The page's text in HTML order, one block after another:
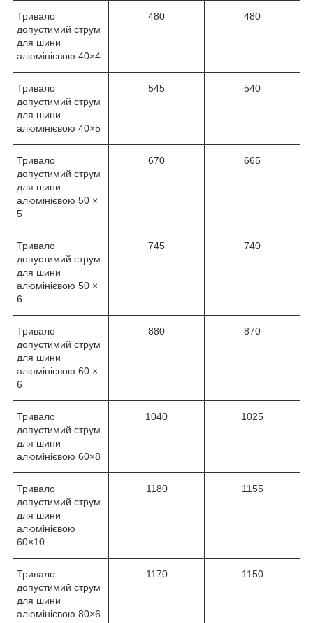
Тривало
допустимий струм
для шини
алюмінієвою 40×4
480 480
Тривало
допустимий струм
для шини
алюмінієвою 40×5
545 540
Тривало
допустимий струм
для шини
алюмінієвою 50 ×
5
670 665
Тривало
допустимий струм
для шини
алюмінієвою 50 ×
6
745 740
Тривало
допустимий струм
для шини
алюмінієвою 60 ×
6
880 870
Тривало
допустимий струм
для шини
алюмінієвою 60×8
1040 1025
Тривало
допустимий струм
для шини
алюмінієвою
60×10
1180 1155
Тривало
допустимий струм
для шини
алюмінієвою 80×6
1170 1150